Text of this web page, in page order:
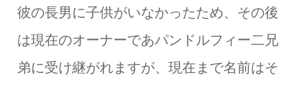
彼の長男に子供がいなかったため、その後
は現在のオーナーであパンドルフィー二兄
弟に受け継がれますが、現在まで名前はそ